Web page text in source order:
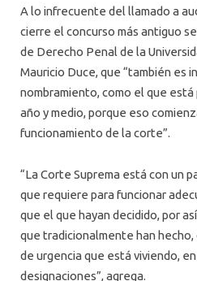
A lo infrecuente del llamado a
cierre el concurso más antiguo
de Derecho Penal de la
Mauricio Duce, que “también es
nombramiento, como el que
año y medio, porque eso
funcionamiento de la corte”.
“La Corte Suprema está con un
que requiere para funcionar
que el que hayan decidido, por
que tradicionalmente han
de urgencia que está viviendo,
designaciones”, agrega.